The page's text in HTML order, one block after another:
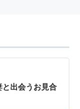
出会うお見合